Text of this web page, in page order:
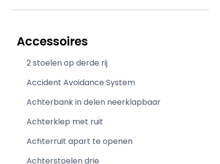
Accessoires
2 stoelen op derde rij
Accident Avoidance System
Achterbank in delen neerklapbaar
Achterklep met ruit
Achterruit apart te openen
Achterstoelen drie